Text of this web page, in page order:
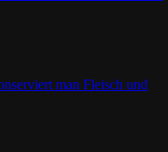
man Fleisch und